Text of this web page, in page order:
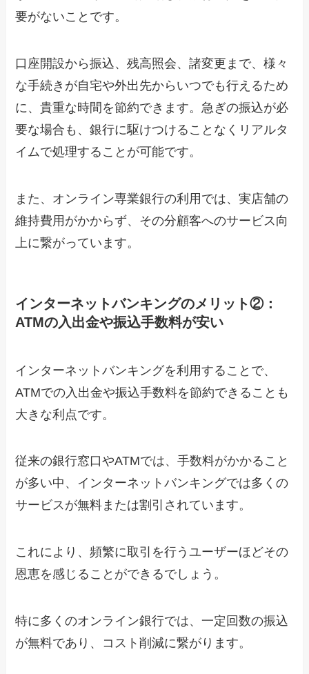
要がないことです。
口座開設から振込、残高照会、諸変更まで、様々
な手続きが自宅や外出先からいつでも行えるため
に、貴重な時間を節約できます。急ぎの振込が必
要な場合も、銀行に駆けつけることなくリアルタ
イムで処理することが可能です。
また、オンライン専業銀行の利用では、実店舗の
維持費用がかからず、その分顧客へのサービス向
上に繋がっています。
インターネットバンキングのメリット②：
ATMの入出金や振込手数料が安い
インターネットバンキングを利用することで、
ATMでの入出金や振込手数料を節約できることも
大きな利点です。
従来の銀行窓口やATMでは、手数料がかかること
が多い中、インターネットバンキングでは多くの
サービスが無料または割引されています。
これにより、頻繁に取引を行うユーザーほどその
恩恵を感じることができるでしょう。
特に多くのオンライン銀行では、一定回数の振込
が無料であり、コスト削減に繋がります。